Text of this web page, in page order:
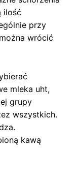
ilość
przy
wrócić
mleka uht,
grupy
wszystkich.
kawą